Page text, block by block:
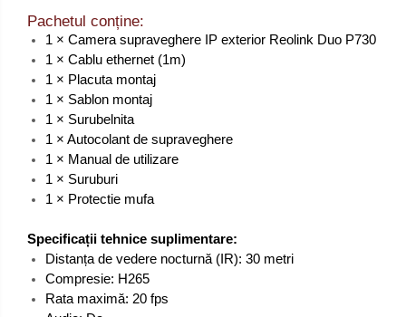
Pachetul conține:
1 × Camera supraveghere IP exterior Reolink Duo P730
1 × Cablu ethernet (1m)
1 × Placuta montaj
1 × Sablon montaj
1 × Surubelnita
1 × Autocolant de supraveghere
1 × Manual de utilizare
1 × Suruburi
1 × Protectie mufa
Specificații tehnice suplimentare:
Distanța de vedere nocturnă (IR): 30 metri
Compresie: H265
Rata maximă: 20 fps